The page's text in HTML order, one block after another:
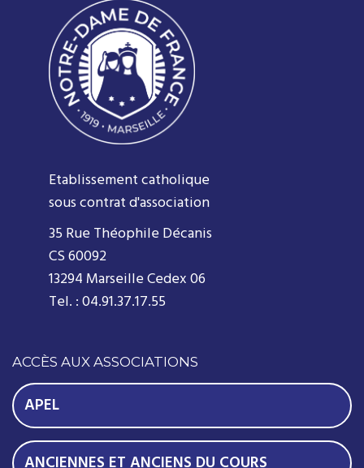
Etablissement catholique
sous contrat d'association
35 Rue Théophile Décanis
CS 60092
13294 Marseille Cedex 06
Tel. : 04.91.37.17.55
ACCÈS AUX ASSOCIATIONS
APEL
ANCIENNES ET ANCIENS DU COURS